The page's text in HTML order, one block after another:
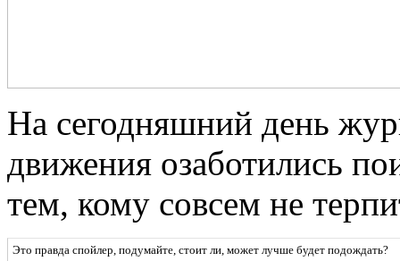
На сегодняшний день
движения озаботились
тем, кому совсем не
Это правда спойлер, подумайте, стоит ли, может лучше будет подождать?